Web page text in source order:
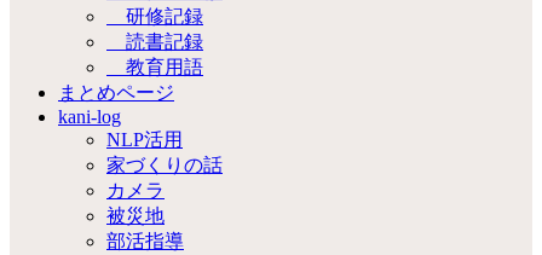
研修記録
読書記録
教育用語
まとめページ
kani-log
NLP活用
家づくりの話
カメラ
被災地
部活指導